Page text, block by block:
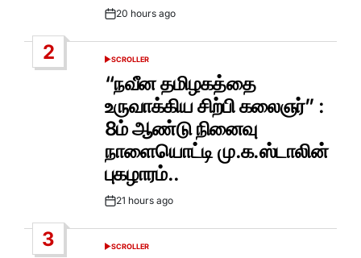
Post20 hours ago
2
POSTED
IN
SCROLLER
“நவீன தமிழகத்தை
உருவாக்கிய சிற்பி கலைஞர்” :
8ம் ஆண்டு நினைவு
நாளையொட்டி மு.க.ஸ்டாலின்
புகழாரம்..
Post21 hours ago
3
POSTED
SCROLLER